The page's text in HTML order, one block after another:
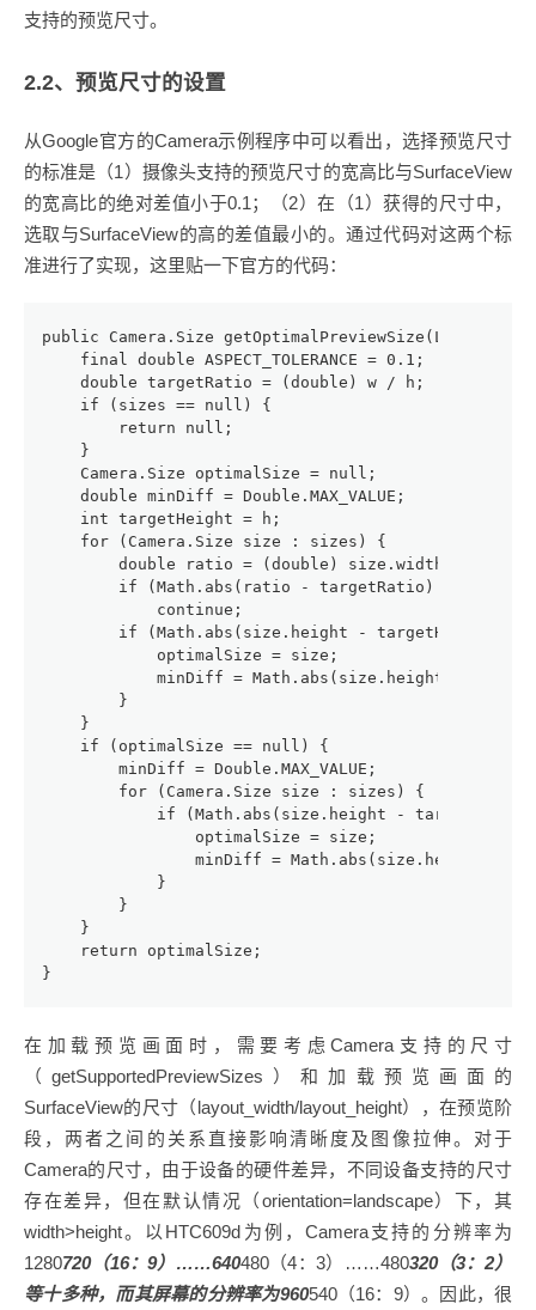
支持的预览尺寸。
2.2、预览尺寸的设置
从Google官方的Camera示例程序中可以看出，选择预览尺寸
的标准是（1）摄像头支持的预览尺寸的宽高比与SurfaceView
的宽高比的绝对差值小于0.1；（2）在（1）获得的尺寸中，
选取与SurfaceView的高的差值最小的。通过代码对这两个标
准进行了实现，这里贴一下官方的代码：
public Camera.Size
    final double ASPECT_TOLERANCE = 0.1;
    double targetRatio = (double) w / h;
    if (sizes == null) {
        return null;
    }
    Camera.Size optimalSize = null;
    double minDiff = Double.MAX_VALUE;
    int targetHeight = h;
    for (Camera.Size size : sizes) {
double ratio = (double) size.width /
if (Math.abs(ratio - targetRatio) >
            continue;
if (Math.abs(size.height - targetHeight) <
            optimalSize = size;
minDiff = Math.abs(size.height -
        }
    }
    if (optimalSize == null) {
        minDiff = Double.MAX_VALUE;
        for (Camera.Size size : sizes) {
if (Math.abs(size.height -
                optimalSize = size;
minDiff = Math.abs(size.height -
            }
        }
    }
    return optimalSize;
}
在加载预览画面时，需要考虑Camera支持的尺寸
（getSupportedPreviewSizes）和加载预览画面的
SurfaceView的尺寸（layout_width/layout_height），在预览阶
段，两者之间的关系直接影响清晰度及图像拉伸。对于
Camera的尺寸，由于设备的硬件差异，不同设备支持的尺寸
存在差异，但在默认情况（orientation=landscape）下，其
width>height。以HTC609d为例，Camera支持的分辨率为
1280720（16：9）……640480（4：3）……480320（3：2）
等十多种，而其屏幕的分辨率为960540（16：9）。因此，很